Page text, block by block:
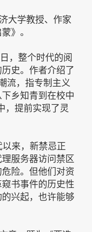
大学教授、作家
》。
，整个时代的阅
史。作者介绍了
流，指专制主义
乡知青到在校中
，提前实现了灵
来，新禁忌正
服务器访问禁区
险。但他们对资
书事件的历史性
兴起，也许能够